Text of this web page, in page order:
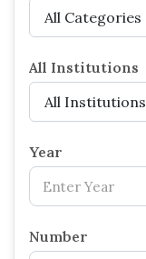
All Categories
All Institutions
All Institutions
Year
Number